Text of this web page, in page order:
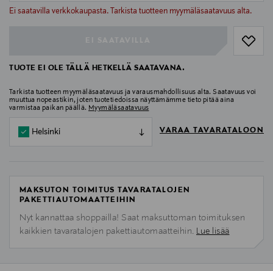
Ei saatavilla verkkokaupasta. Tarkista tuotteen myymäläsaatavuus alta.
null
TUOTE EI OLE TÄLLÄ HETKELLÄ SAATAVANA.
Tarkista tuotteen myymäläsaatavuus ja varausmahdollisuus alta. Saatavuus voi
muuttua nopeastikin, joten tuotetiedoissa näyttämämme tieto pitää aina
varmistaa paikan päällä. Myymäläsaatavuus
Helsinki VARAA TAVARATALOON
MAKSUTON TOIMITUS TAVARATALOJEN
PAKETTIAUTOMAATTEIHIN
Nyt kannattaa shoppailla! Saat maksuttoman toimituksen
kaikkien tavaratalojen pakettiautomaatteihin. Lue lisää